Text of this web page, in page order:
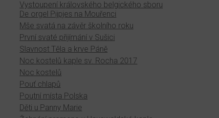
Vystoupení královského belgického sboru
De orgel Pijpjes na Mouřenci
Mše svatá na závěr školního roku
První svaté přijímání v Sušici
Slavnost Těla a krve Páně
Noc kostelů kaple sv. Rocha 2017
Noc kostelů
Pouť chlapů
Poutní místa Polska
Děti u Panny Marie